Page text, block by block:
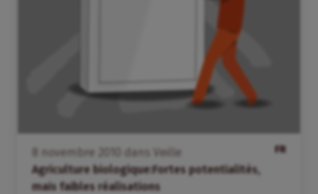
FR
novembre dans
Veille
Agriculture biologique:Fortes potentialités,
mais faibles réalisations